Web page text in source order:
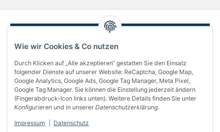
Wie wir Cookies & Co nutzen
Durch Klicken auf „Alle akzeptieren“ gestatten Sie den Einsatz
folgender Dienste auf unserer Website: ReCaptcha, Google Map,
Google Analytics, Google Ads, Google Tag Manager, Meta Pixel,
Google Tag Manager. Sie können die Einstellung jederzeit ändern
(Fingerabdruck-Icon links unten). Weitere Details finden Sie unter
Konfigurieren und in unserer Datenschutzerklärung.
Impressum Datenschutz
Über uns
Informationen